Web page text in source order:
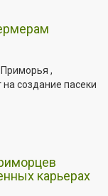
,
создание пасеки
карьерах